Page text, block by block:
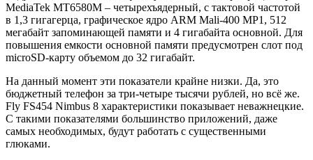
MediaTek MT6580M – четырехъядерный, с тактовой частотой
в 1,3 гигагерца, графическое ядро ARM Mali-400 MP1, 512
мегабайт запоминающей памяти и 4 гигабайта основной. Для
повышения емкости основной памяти предусмотрен слот под
microSD-карту объемом до 32 гигабайт.
На данный момент эти показатели крайне низки. Да, это
бюджетный телефон за три-четыре тысячи рублей, но всё же.
Fly FS454 Nimbus 8 характеристики показывает неважнецкие.
С такими показателями большинство приложений, даже
самых необходимых, будут работать с существенными
глюками.